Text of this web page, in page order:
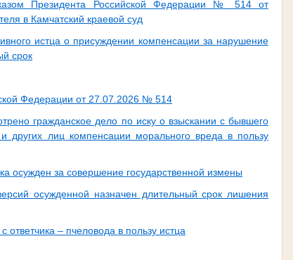
Президента Российской Федерации № 514 от
в Камчатский краевой суд
истца о присуждении компенсации за нарушение
срок
Федерации от 27.07.2026 № 514
гражданское дело по иску о взыскании с бывшего
других лиц компенсации морального вреда в пользу
осужден за совершение государственной измены
осужденной назначен длительный срок лишения
ответчика – пчеловода в пользу истца